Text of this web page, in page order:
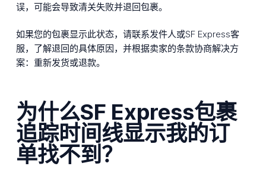
误，可能会导致清关失败并退回包裹。
如果您的包裹显示此状态，请联系发件人或SF Express客
服，了解退回的具体原因，并根据卖家的条款协商解决方
案：重新发货或退款。
为什么SF Express包裹
追踪时间线显示我的订
单找不到？